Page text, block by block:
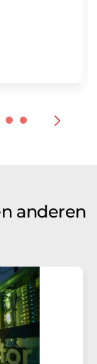
anderen